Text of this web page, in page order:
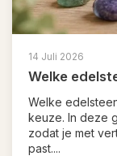
14 Juli 2026
Welke
Welke
keuze. In deze
zodat je met
past....